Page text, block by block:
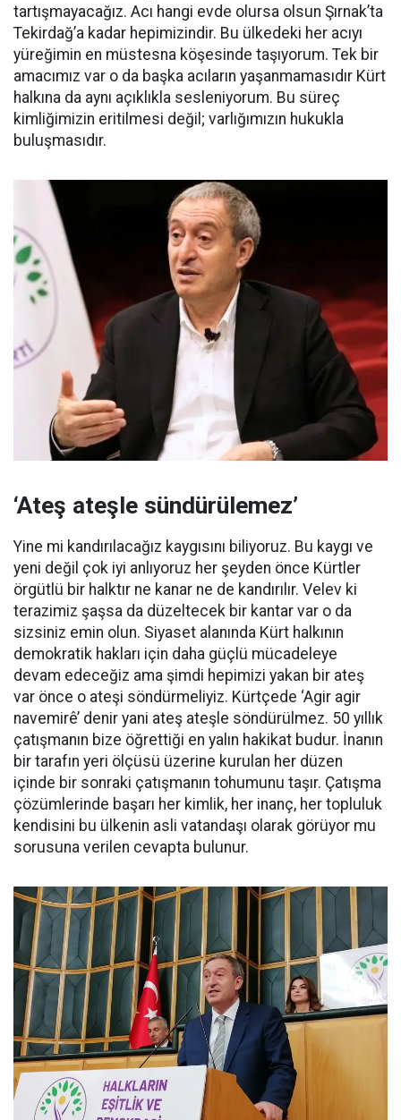
tartışmayacağız. Acı hangi evde olursa olsun Şırnak’ta
Tekirdağ’a kadar hepimizindir. Bu ülkedeki her acıyı
yüreğimin en müstesna köşesinde taşıyorum. Tek bir
amacımız var o da başka acıların yaşanmamasıdır Kürt
halkına da aynı açıklıkla sesleniyorum. Bu süreç
kimliğimizin eritilmesi değil; varlığımızın hukukla
buluşmasıdır.
‘Ateş ateşle sündürülemez’
Yine mi kandırılacağız kaygısını biliyoruz. Bu kaygı ve
yeni değil çok iyi anlıyoruz her şeyden önce Kürtler
örgütlü bir halktır ne kanar ne de kandırılır. Velev ki
terazimiz şaşsa da düzeltecek bir kantar var o da
sizsiniz emin olun. Siyaset alanında Kürt halkının
demokratik hakları için daha güçlü mücadeleye
devam edeceğiz ama şimdi hepimizi yakan bir ateş
var önce o ateşi söndürmeliyiz. Kürtçede ‘Agir agir
navemirê’ denir yani ateş ateşle söndürülmez. 50 yıllık
çatışmanın bize öğrettiği en yalın hakikat budur. İnanın
bir tarafın yeri ölçüsü üzerine kurulan her düzen
içinde bir sonraki çatışmanın tohumunu taşır. Çatışma
çözümlerinde başarı her kimlik, her inanç, her topluluk
kendisini bu ülkenin asli vatandaşı olarak görüyor mu
sorusuna verilen cevapta bulunur.